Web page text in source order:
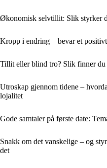
Økonomisk selvtillit: Slik styrker
Kropp i endring – bevar et
Tillit eller blind tro? Slik finner du
Utroskap gjennom tidene –
lojalitet
Gode samtaler på første date:
Snakk om det vanskelige – og
det